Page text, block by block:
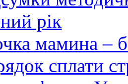
рік
мамина –
сплати